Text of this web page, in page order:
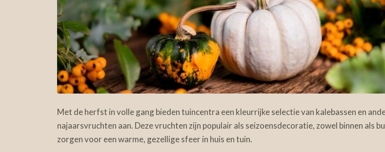
Met de herfst in volle gang bieden tuincentra een kleurrijke selectie van kalebassen en
najaarsvruchten aan. Deze vruchten zijn populair als seizoensdecoratie, zowel binnen als
zorgen voor een warme, gezellige sfeer in huis en tuin.